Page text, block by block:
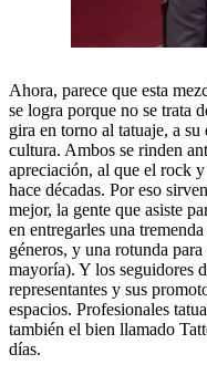
Ahora, parece que esta
se logra porque no se trata
gira en torno al tatuaje, a su
cultura. Ambos se rinden
apreciación, al que el rock
hace décadas. Por eso
mejor, la gente que asiste
en entregarles una
géneros, y una rotunda
mayoría). Y los seguidores
representantes y sus
espacios. Profesionales
también el bien llamado
días.